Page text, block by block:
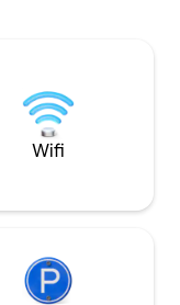
Hay espacio
disponible en el
Cada casa tiene
Wifi